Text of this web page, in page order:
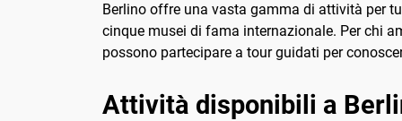
Berlino offre una vasta gamma di attività per
cinque musei di fama internazionale. Per chi
possono partecipare a tour guidati per
Attività disponibili a